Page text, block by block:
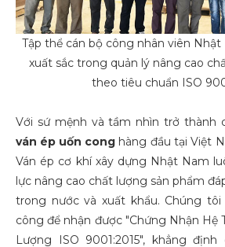
Tập thể cán bộ công nhân viên
xuất sắc trong quản lý nâng cao
theo tiêu chuẩn ISO
Với sứ mệnh và tầm nhìn trở thành
ván ép uốn cong hàng đầu tại Việt
Ván ép cơ khí xây dựng Nhật Nam
lực nâng cao chất lượng sản phẩm
trong nước và xuất khẩu. Chúng
công để nhận được "Chứng Nhận Hệ
Lượng ISO 9001:2015", khẳng